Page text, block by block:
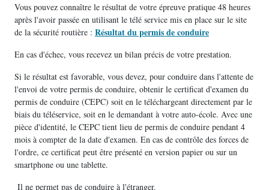
Vous pouvez connaître le résultat de votre épreuve pratique 48 heures
après l'avoir passée en utilisant le télé service mis en place sur le site
de la sécurité routière : Résultat du permis de conduire
En cas d'échec, vous recevez un bilan précis de votre prestation.
Si le résultat est favorable, vous devez, pour conduire dans l'attente de
l'envoi de votre permis de conduire, obtenir le certificat d'examen du
permis de conduire (CEPC) soit en le téléchargeant directement par le
biais du téléservice, soit en le demandant à votre auto-école. Avec une
pièce d'identité, le CEPC tient lieu de permis de conduire pendant 4
mois à compter de la date d'examen. En cas de contrôle des forces de
l'ordre, ce certificat peut être présenté en version papier ou sur un
smartphone ou une tablette.
Il ne permet pas de conduire à l'étranger.